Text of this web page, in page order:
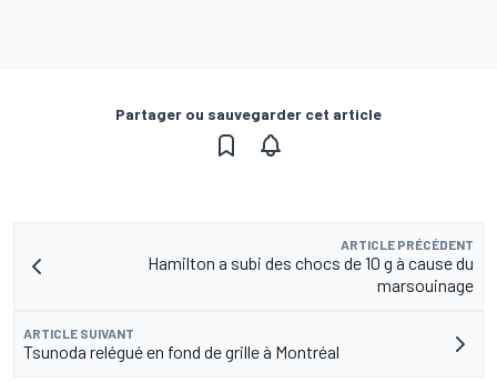
Partager ou sauvegarder cet article
ARTICLE PRÉCÉDENT
Hamilton a subi des chocs de 10 g à cause du
marsouinage
ARTICLE SUIVANT
Tsunoda relégué en fond de grille à Montréal